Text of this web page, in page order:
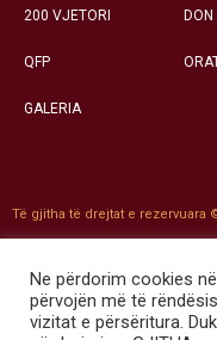
200 VJETORI DON
QFP
GALERIA
Të gjitha të drejtat e rezervuara
Ne përdorim cookies
përvojën më të
vizitat e përsëritura.